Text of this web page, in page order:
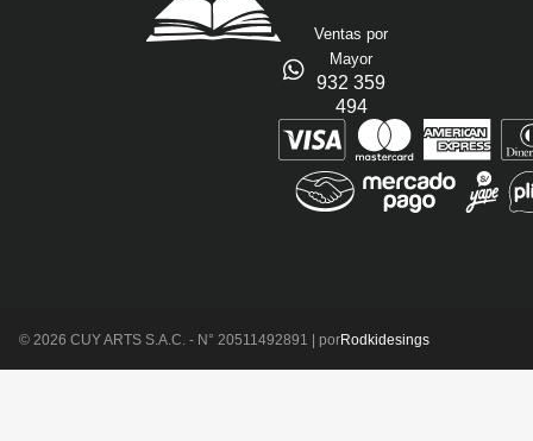
Ventas por
Mayor
932 359
494
© 2026 CUY ARTS S.A.C. - N° 20511492891 | porRodkidesings